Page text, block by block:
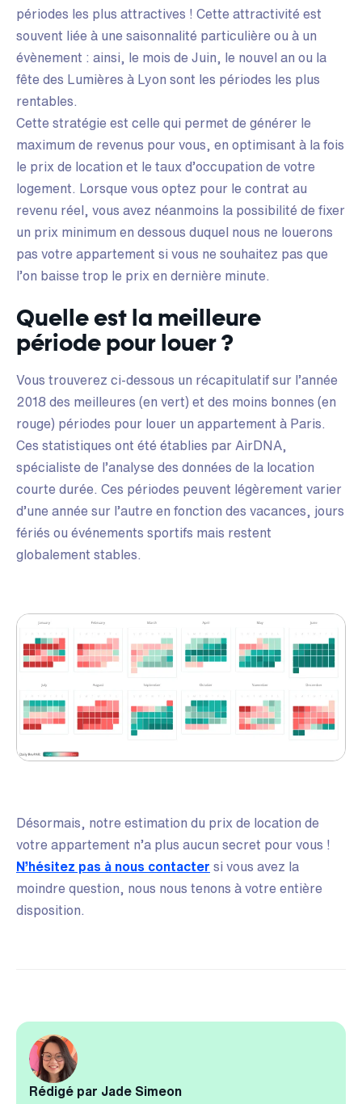
périodes les plus attractives ! Cette attractivité est
souvent liée à une saisonnalité particulière ou à un
évènement : ainsi, le mois de Juin, le nouvel an ou la
fête des Lumières à Lyon sont les périodes les plus
rentables.
Cette stratégie est celle qui permet de générer le
maximum de revenus pour vous, en optimisant à la fois
le prix de location et le taux d’occupation de votre
logement. Lorsque vous optez pour le contrat au
revenu réel, vous avez néanmoins la possibilité de fixer
un prix minimum en dessous duquel nous ne louerons
pas votre appartement si vous ne souhaitez pas que
l’on baisse trop le prix en dernière minute.
Quelle est la meilleure
période pour louer ?
Vous trouverez ci-dessous un récapitulatif sur l’année
2018 des meilleures (en vert) et des moins bonnes (en
rouge) périodes pour louer un appartement à Paris.
Ces statistiques ont été établies par AirDNA,
spécialiste de l’analyse des données de la location
courte durée. Ces périodes peuvent légèrement varier
d’une année sur l’autre en fonction des vacances, jours
fériés ou événements sportifs mais restent
globalement stables.
Désormais, notre estimation du prix de location de
votre appartement n’a plus aucun secret pour vous !
N’hésitez pas à nous contacter si vous avez la
moindre question, nous nous tenons à votre entière
disposition.
Rédigé par Jade Simeon